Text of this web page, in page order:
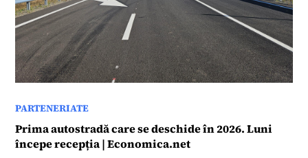
PARTENERIATE
Prima autostradă care se deschide în 2026. Luni
începe recepția | Economica.net